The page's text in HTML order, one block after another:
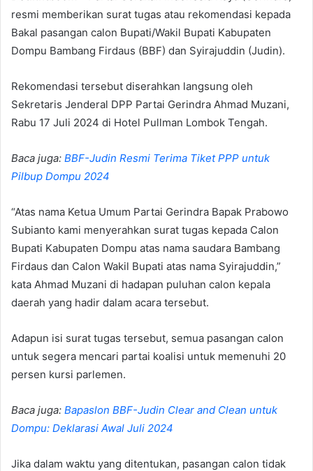
resmi memberikan surat tugas atau rekomendasi kepada
Bakal pasangan calon Bupati/Wakil Bupati Kabupaten
Dompu Bambang Firdaus (BBF) dan Syirajuddin (Judin).
Rekomendasi tersebut diserahkan langsung oleh
Sekretaris Jenderal DPP Partai Gerindra Ahmad Muzani,
Rabu 17 Juli 2024 di Hotel Pullman Lombok Tengah.
Baca juga: BBF-Judin Resmi Terima Tiket PPP untuk
Pilbup Dompu 2024
“Atas nama Ketua Umum Partai Gerindra Bapak Prabowo
Subianto kami menyerahkan surat tugas kepada Calon
Bupati Kabupaten Dompu atas nama saudara Bambang
Firdaus dan Calon Wakil Bupati atas nama Syirajuddin,”
kata Ahmad Muzani di hadapan puluhan calon kepala
daerah yang hadir dalam acara tersebut.
Adapun isi surat tugas tersebut, semua pasangan calon
untuk segera mencari partai koalisi untuk memenuhi 20
persen kursi parlemen.
Baca juga: Bapaslon BBF-Judin Clear and Clean untuk
Dompu: Deklarasi Awal Juli 2024
Jika dalam waktu yang ditentukan, pasangan calon tidak